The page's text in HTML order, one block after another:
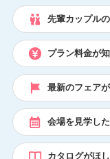
先輩カップル
プラン料金が
最新のフェア
会場を見学し
カタログがほ